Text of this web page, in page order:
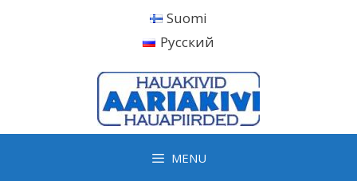
Suomi
Русский
MENU